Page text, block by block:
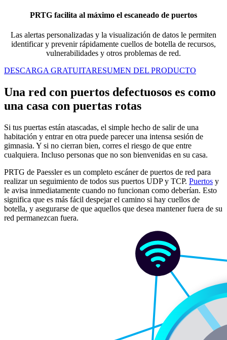
PRTG facilita al máximo el escaneado de puertos
Las alertas personalizadas y la visualización de datos le permiten
identificar y prevenir rápidamente cuellos de botella de recursos,
vulnerabilidades y otros problemas de red.
DESCARGA GRATUITARESUMEN DEL PRODUCTO
Una red con puertos defectuosos es como
una casa con puertas rotas
Si tus puertas están atascadas, el simple hecho de salir de una
habitación y entrar en otra puede parecer una intensa sesión de
gimnasia. Y si no cierran bien, corres el riesgo de que entre
cualquiera. Incluso personas que no son bienvenidas en su casa.
PRTG de Paessler es un completo escáner de puertos de red para
realizar un seguimiento de todos sus puertos UDP y TCP. Puertos y
le avisa inmediatamente cuando no funcionan como deberían. Esto
significa que es más fácil despejar el camino si hay cuellos de
botella, y asegurarse de que aquellos que desea mantener fuera de su
red permanezcan fuera.